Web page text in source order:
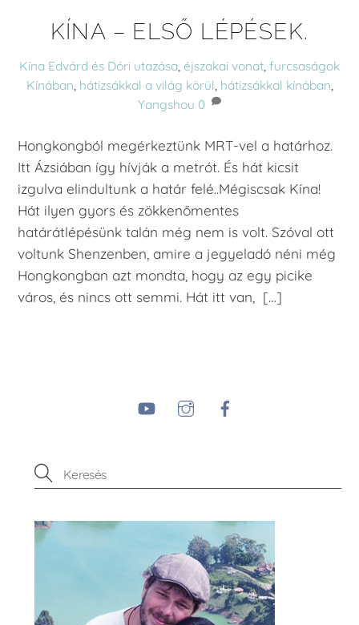
KÍNA – ELSŐ LÉPÉSEK.
Kína Edvárd és Dóri utazása éjszakai vonat furcsaságok
Kínában hátizsákkal a világ körül hátizsákkal kínában
Yangshou 0
Hongkongból megérkeztünk MRT-vel a határhoz.
Itt Ázsiában így hívják a metrót. És hát kicsit
izgulva elindultunk a határ felé..Mégiscsak Kína!
Hát ilyen gyors és zökkenőmentes
határátlépésünk talán még nem is volt. Szóval ott
voltunk Shenzenben, amire a jegyeladó néni még
Hongkongban azt mondta, hogy az egy picike
város, és nincs ott semmi. Hát itt van, […]
YouTube Instagram